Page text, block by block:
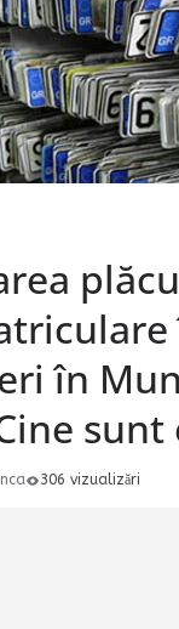
în
sunt
306 vizualizări